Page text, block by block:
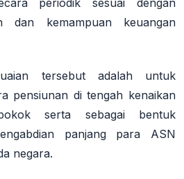
periodik sesuai dengan
dan kemampuan keuangan
tersebut adalah untuk
pensiunan di tengah kenaikan
serta sebagai bentuk
panjang para ASN
negara.